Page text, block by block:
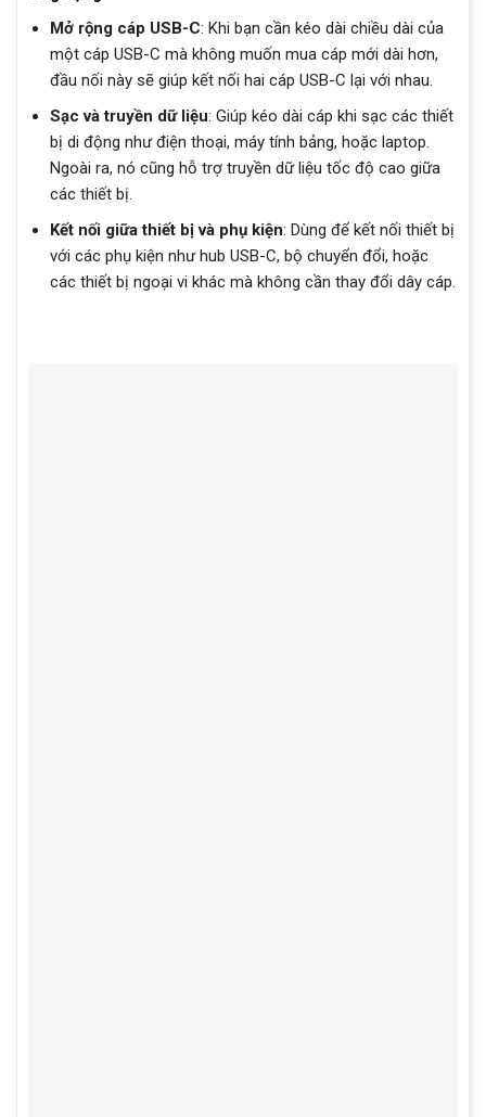
Mở rộng cáp USB-C: Khi bạn cần kéo dài chiều dài của
một cáp USB-C mà không muốn mua cáp mới dài hơn,
đầu nối này sẽ giúp kết nối hai cáp USB-C lại với nhau.
Sạc và truyền dữ liệu: Giúp kéo dài cáp khi sạc các thiết
bị di động như điện thoại, máy tính bảng, hoặc laptop.
Ngoài ra, nó cũng hỗ trợ truyền dữ liệu tốc độ cao giữa
các thiết bị.
Kết nối giữa thiết bị và phụ kiện: Dùng để kết nối thiết bị
với các phụ kiện như hub USB-C, bộ chuyển đổi, hoặc
các thiết bị ngoại vi khác mà không cần thay đổi dây cáp.